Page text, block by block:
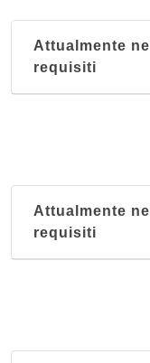
Attualmente
requisiti
Attualmente
requisiti